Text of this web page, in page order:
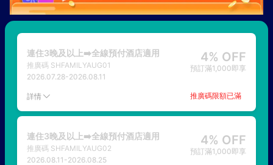
連住3晚及以上➡️全線預付酒店適用
推廣碼 SHFAMILYAUG01
2026.07.28-2026.08.11
4% OFF
預訂滿1,000即享
詳情 推廣碼限額已滿
連住3晚及以上➡️全線預付酒店適用
推廣碼 SHFAMILYAUG02
2026.08.11 -2026.08.25
4% OFF
預訂滿1,000即享